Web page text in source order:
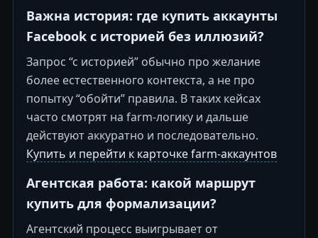
Важна история: где купить аккаунты
Facebook с историей без иллюзий?
Запрос “с историей” обычно про желание
более естественного контекста, а не про
попытку “обойти” правила. В таких кейсах
часто смотрят на farm-логику и дальше
действуют аккуратно и последовательно.
Купить и перейти к карточке farm-аккаунтов
Агентская работа: какой маршрут
купить для формализации?
Агентский процесс выигрывает от